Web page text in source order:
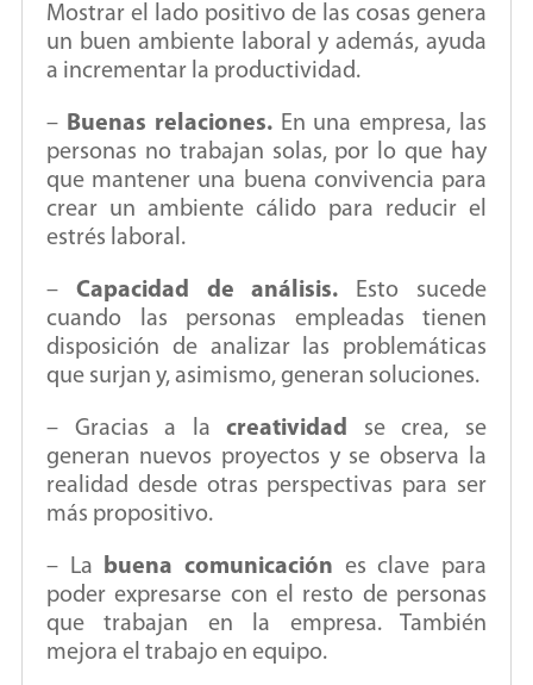
Mostrar el lado positivo de las cosas genera
un buen ambiente laboral y además, ayuda
a incrementar la productividad.
– Buenas relaciones.En una empresa, las
personas no trabajan solas, por lo que hay
que mantener una buena convivencia para
crear un ambiente cálido para reducir el
estrés laboral.
– Capacidad de análisis. Esto sucede
cuando las personas empleadas tienen
disposición de analizar las problemáticas
que surjan y, asimismo, generan soluciones.
– Gracias a lacreatividad
se crea, se
generan nuevos proyectos y se observa la
realidad desde otras perspectivas para ser
más propositivo.
– La buena comunicación es clave para
poder expresarse con el resto de personas
que trabajan en la empresa. También
mejora el trabajo en equipo.